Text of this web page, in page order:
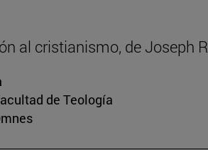
al cristianismo, de Joseph
de Teología